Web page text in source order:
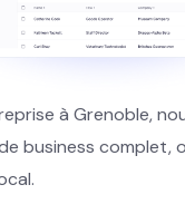
à Grenoble,
business complet,